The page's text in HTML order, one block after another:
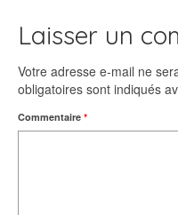
Laisser un
Votre adresse e-mail ne
obligatoires sont indiqués
Commentaire *